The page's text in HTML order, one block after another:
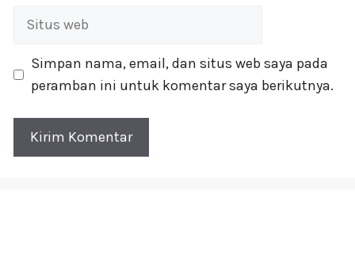
Situs
Simpan nama, email, dan situs web saya pada
peramban ini untuk komentar saya berikutnya.